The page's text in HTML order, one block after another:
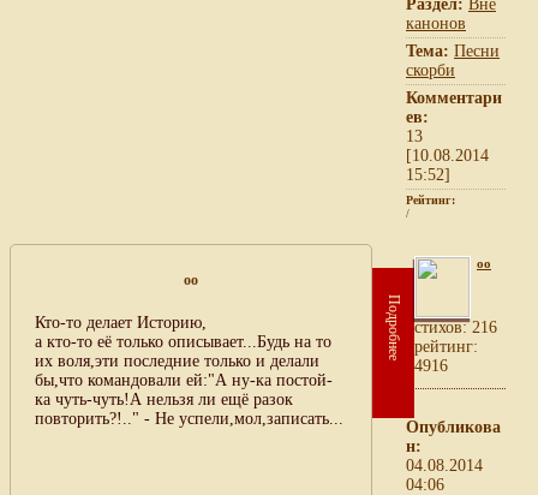
Раздел: Вне
канонов
Тема: Песни
скорби
Комментари
ев:
13
[10.08.2014
15:52]
Рейтинг:
/
oo
Кто-то делает Историю,
а кто-то её только описывает...Будь на то
их воля,эти последние только и делали
бы,что командовали ей:"А ну-ка постой-
ка чуть-чуть!А нельзя ли ещё разок
повторить?!.." - Не успели,мол,записать...
Подробнее
oo
cтихов: 216
рейтинг:
4916
Опубликова
н:
04.08.2014
04:06